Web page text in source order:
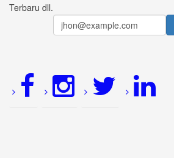
Terbaru dll.